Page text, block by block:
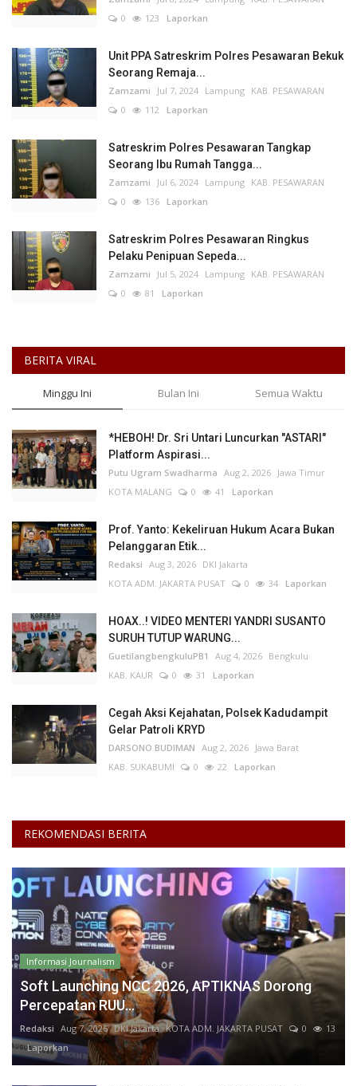
0
123 Laporkan
Unit PPA Satreskrim Polres Pesawaran Bekuk
Seorang Remaja...
Zamzami Jul 7, 2024 Lampung KAB. PESAWARAN
0
112 Laporkan
Satreskrim Polres Pesawaran Tangkap
Seorang Ibu Rumah Tangga...
Zamzami Jul 6, 2024 Lampung KAB. PESAWARAN
0
136 Laporkan
Satreskrim Polres Pesawaran Ringkus
Pelaku Penipuan Sepeda...
Zamzami Jul 5, 2024 Lampung KAB. PESAWARAN
0
81 Laporkan
BERITA VIRAL
Minggu Ini Bulan Ini Semua Waktu
*HEBOH! Dr. Sri Untari Luncurkan "ASTARI"
Platform Aspirasi...
Putu Ugram Swadharma Aug 2, 2026 Jawa Timur
KOTA MALANG
0 41 Laporkan
Prof. Yanto: Kekeliruan Hukum Acara Bukan
Pelanggaran Etik...
Redaksi Aug 3, 2026 DKI Jakarta
KOTA ADM. JAKARTA PUSAT
0 34 Laporkan
HOAX..! VIDEO MENTERI YANDRI SUSANTO
SURUH TUTUP WARUNG...
GuetilangbengkuluPB1 Aug 4, 2026 Bengkulu
KAB. KAUR
0 31 Laporkan
Cegah Aksi Kejahatan, Polsek Kadudampit
Gelar Patroli KRYD
DARSONO BUDIMAN Aug 2, 2026 Jawa Barat
KAB. SUKABUMI
0 22 Laporkan
REKOMENDASI BERITA
Informasi Journalism
Soft Launching NCC 2026, APTIKNAS Dorong
Percepatan RUU...
Redaksi Aug 7, 2026 DKI Jakarta KOTA ADM. JAKARTA PUSAT 0
13
Laporkan